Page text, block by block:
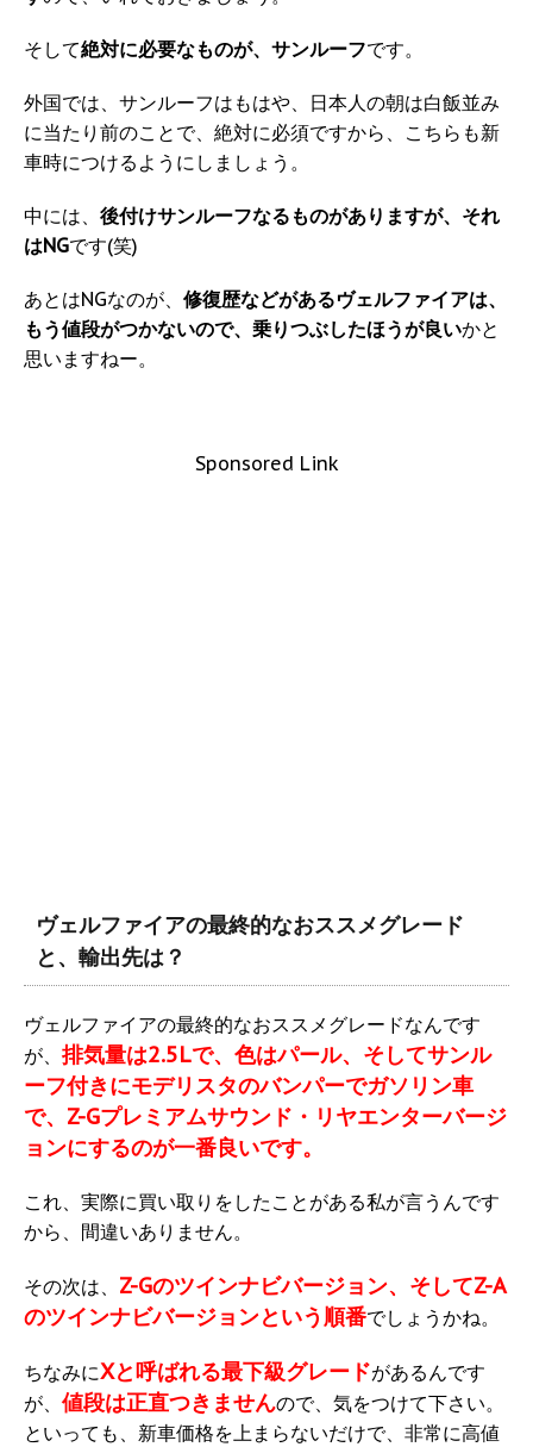
そして絶対に必要なものが、サンルーフです。
外国では、サンルーフはもはや、日本人の朝は白飯並み
に当たり前のことで、絶対に必須ですから、こちらも新
車時につけるようにしましょう。
中には、 後付けサンルーフなるものがありますが、それ
はNGです(笑)
あとはNGなのが、 修復歴などがあるヴェルファイアは、
もう値段がつかないので、乗りつぶしたほうが良いかと
思いますねー。
Sponsored Link
ヴェルファイアの最終的なおススメグレード
と、輸出先は？
ヴェルファイアの最終的なおススメグレードなんです
が、 排気量は2.5Lで、色はパール、そしてサンル
ーフ付きにモデリスタのバンパーでガソリン車
で、Z-Gプレミアムサウンド・リヤエンターバージ
ョンにするのが一番良いです。
これ、実際に買い取りをしたことがある私が言うんです
から、間違いありません。
その次は、 Z-Gのツインナビバージョン、そしてZ-A
のツインナビバージョンという順番でしょうかね。
ちなみにXと呼ばれる最下級グレードがあるんです
が、 値段は正直つきませんので、気をつけて下さい。
といっても、新車価格を上まらないだけで、非常に高値